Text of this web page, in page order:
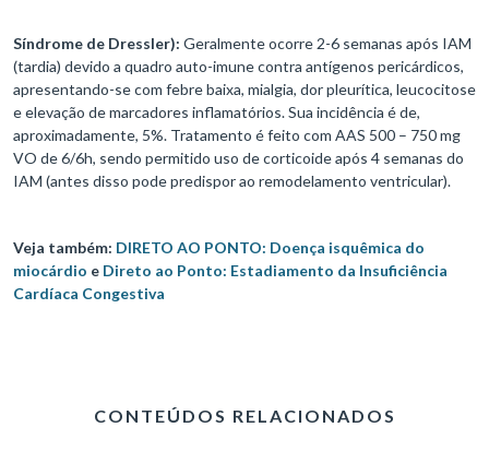
Síndrome de Dressler): Geralmente ocorre 2-6 semanas após IAM
(tardia) devido a quadro auto-imune contra antígenos pericárdicos,
apresentando-se com febre baixa, mialgia, dor pleurítica, leucocitose
e elevação de marcadores inflamatórios. Sua incidência é de,
aproximadamente, 5%. Tratamento é feito com AAS 500 – 750 mg
VO de 6/6h, sendo permitido uso de corticoide após 4 semanas do
IAM (antes disso pode predispor ao remodelamento ventricular).
Veja também: DIRETO AO PONTO: Doença isquêmica do
miocárdio e Direto ao Ponto: Estadiamento da Insuficiência
Cardíaca Congestiva
CONTEÚDOS RELACIONADOS